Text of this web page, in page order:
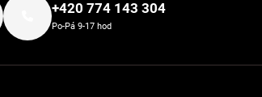
+420 774 143 304
Po-Pá 9-17 hod